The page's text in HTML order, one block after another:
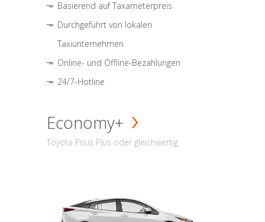
Basierend auf Taxameterpreis
Durchgeführt von lokalen
Taxiunternehmen
Online- und Offline-Bezahlungen
24/7-Hotline
Economy+
Toyota Prius Plus oder gleichwertig